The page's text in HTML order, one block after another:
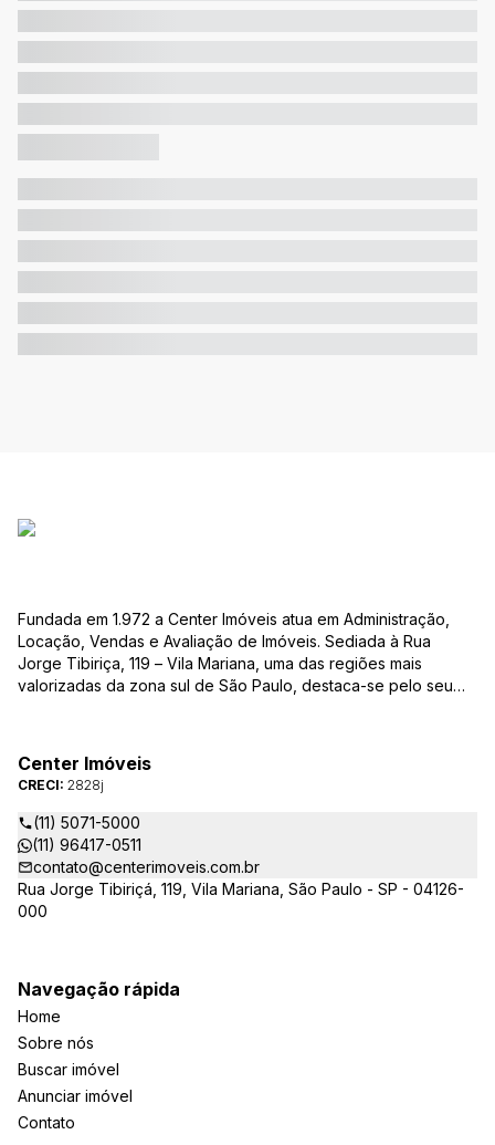
Fundada em 1.972 a Center Imóveis atua em Administração,
Locação, Vendas e Avaliação de Imóveis. Sediada à Rua
Jorge Tibiriça, 119 – Vila Mariana, uma das regiões mais
valorizadas da zona sul de São Paulo, destaca-se pelo seu
atuantes imobiliárias da região, credenciada junto ao Conselho
Regional dos Corretores de Imóveis (CRECI) e associada ao
Sindicato das Empresas de Compra, Venda, Locação e
Administração de Imóveis Residenciais e Comerciais de São
Paulo (SECOVI).
Center Imóveis
CRECI: 2828j
(11) 5071-5000
(11) 96417-0511
contato@centerimoveis.com.br
Rua Jorge Tibiriçá, 119, Vila Mariana, São Paulo - SP - 04126-
000
Navegação rápida
Home
Sobre nós
Buscar imóvel
Anunciar imóvel
Contato